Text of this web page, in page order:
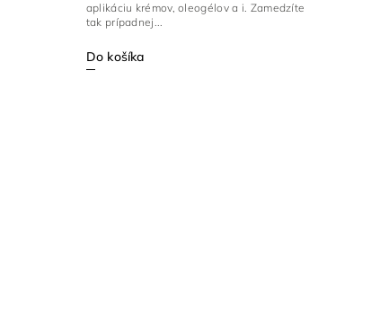
Do košíka
aplikáciu krémov, oleogélov a i. Zamedzíte
tak prípadnej...